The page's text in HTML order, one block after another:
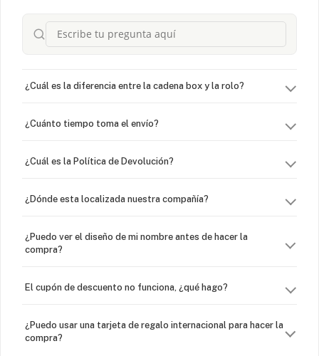
¿Cuál es la diferencia entre la cadena box y la rolo?
¿Cuánto tiempo toma el envío?
¿Cuál es la Política de Devolución?
¿Dónde esta localizada nuestra compañía?
¿Puedo ver el diseño de mi nombre antes de hacer la
compra?
El cupón de descuento no funciona, ¿qué hago?
¿Puedo usar una tarjeta de regalo internacional para hacer la
compra?